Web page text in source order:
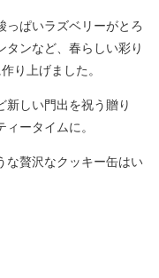
っぱいラズベリーがとろ
タンなど、春らしい彩り
り上げました。
新しい門出を祝う贈り
ータイムに。
な贅沢なクッキー缶はい